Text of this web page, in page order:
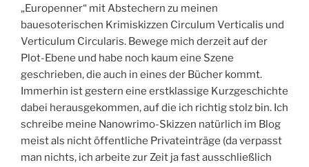
„Europenner“ mit Abstechern zu meinen
bauesoterischen Krimiskizzen Circulum Verticalis und
Verticulum Circularis. Bewege mich derzeit auf der
Plot-Ebene und habe noch kaum eine Szene
geschrieben, die auch in eines der Bücher kommt.
Immerhin ist gestern eine erstklassige Kurzgeschichte
dabei herausgekommen, auf die ich richtig stolz bin. Ich
schreibe meine Nanowrimo-Skizzen natürlich im Blog
meist als nicht öffentliche Privateinträge (da verpasst
man nichts, ich arbeite zur Zeit ja fast ausschließlich